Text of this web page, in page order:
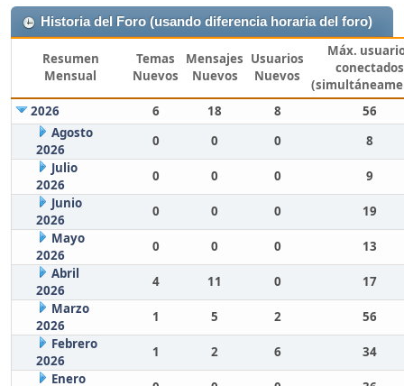
Historia del Foro (usando diferencia horaria del foro)
Resumen
Mensual
Temas
Nuevos
Mensajes
Nuevos
Usuarios
Nuevos
Máx.
conectados
2026
6 18 8
56
Agosto
2026
0 0 0
8
Julio
2026
0 0 0
9
Junio
2026
0 0 0
19
Mayo
2026
0 0 0
13
Abril
2026
4 11 0
17
Marzo
2026
1 5 2
56
Febrero
2026
1 2 6
34
Enero